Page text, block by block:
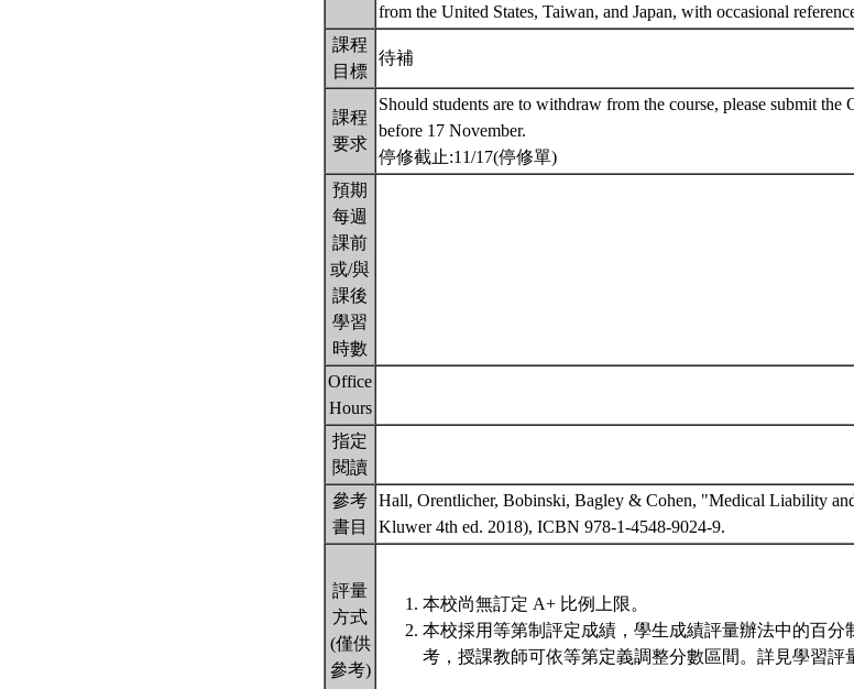
from the United States, Taiwan, and Japan, with occasional
課程
目標
待補
課程
要求
Should students are to withdraw from the course, please submit
before 17 November.
停修截止:11/17(停修單)
預期
每週
課前
或/與
課後
學習
時數
Office
Hours
指定
閱讀
參考
書目
Hall, Orentlicher, Bobinski, Bagley & Cohen, "Medical Liability
Kluwer 4th ed. 2018), ICBN 978-1-4548-9024-9.
評量
方式
(僅供
參考)
本校尚無訂定 A+ 比例上限。
本校採用等第制評定成績，學生成績評量辦法中的百
考，授課教師可依等第定義調整分數區間。詳見學習評